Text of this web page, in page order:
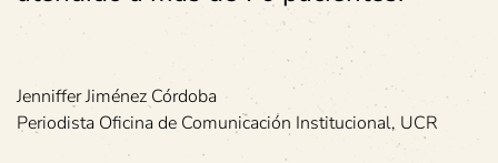
Jenniffer Jiménez Córdoba
Periodista Oficina de Comunicación Institucional, UCR